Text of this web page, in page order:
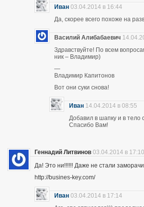
Иван 03.04.2014 в 16:44
Да, скорее всего похоже на
Василий Алибабаевич
Здравствуйте! По всем
ник – Владимир)
—
Владимир Капитонов
Вот они суки снова!
Иван 14.04.2014 в 08:55
Добавил в шапку и в
Спасибо Вам!
Геннадий Литвинов 03.04.2014 в 17:10
Да! Это ни!!!!!! Даже не стали
http://busines-key.com/
Иван 03.04.2014 в 17:14